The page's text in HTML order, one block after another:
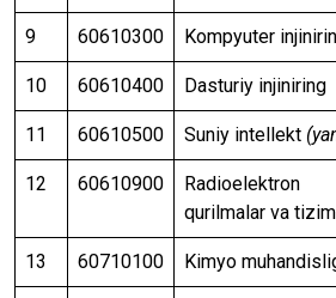
9 60610300 Kompyuter
10 60610400 Dasturiy injiniring
11 60610500 Suniy intellekt
12 60610900
Radioelektron
qurilmalar va
13 60710100 Kimyo